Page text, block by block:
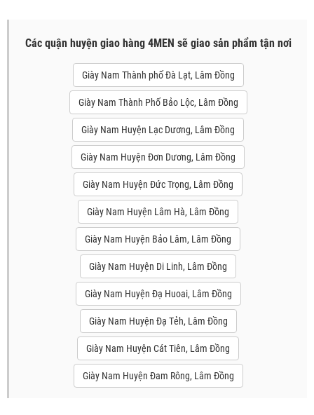
Các quận huyện giao hàng 4MEN sẽ giao sản phẩm tận nơi
Giày Nam Thành phố Đà Lạt, Lâm Đồng
Giày Nam Thành Phố Bảo Lộc, Lâm Đồng
Giày Nam Huyện Lạc Dương, Lâm Đồng
Giày Nam Huyện Đơn Dương, Lâm Đồng
Giày Nam Huyện Đức Trọng, Lâm Đồng
Giày Nam Huyện Lâm Hà, Lâm Đồng
Giày Nam Huyện Bảo Lâm, Lâm Đồng
Giày Nam Huyện Di Linh, Lâm Đồng
Giày Nam Huyện Đạ Huoai, Lâm Đồng
Giày Nam Huyện Đạ Tẻh, Lâm Đồng
Giày Nam Huyện Cát Tiên, Lâm Đồng
Giày Nam Huyện Đam Rông, Lâm Đồng